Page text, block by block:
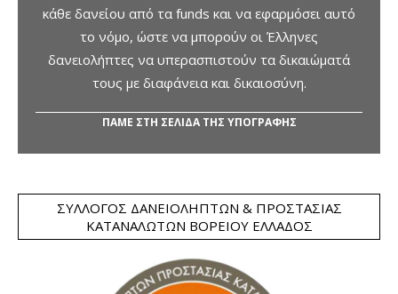
κάθε δανείου από τα funds και να εφαρμόσει αυτό
το νόμο, ώστε να μπορούν οι Έλληνες
δανειολήπτες να υπερασπιστούν τα δικαιώματά
τους με διαφάνεια και δικαιοσύνη.
ΠΑΜΕ ΣΤΗ ΣΕΛΙΔΑ ΤΗΣ ΥΠΟΓΡΑΦΗΣ
ΣΎΛΛΟΓΟΣ ΔΑΝΕΙΟΛΗΠΤΏΝ & ΠΡΟΣΤΑΣΊΑΣ
ΚΑΤΑΝΑΛΩΤΏΝ ΒΟΡΕΊΟΥ ΕΛΛΆΔΟΣ